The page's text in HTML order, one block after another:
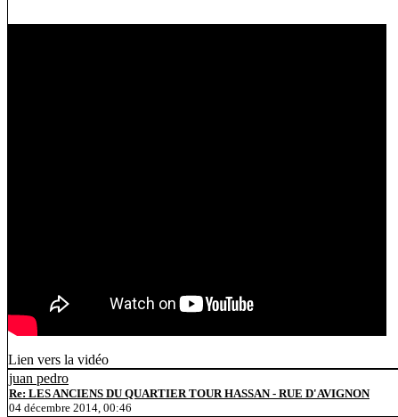
Lien vers la vidéo
juan pedro
Re: LES ANCIENS DU QUARTIER TOUR HASSAN - RUE D'AVIGNON
04 décembre 2014, 00:46